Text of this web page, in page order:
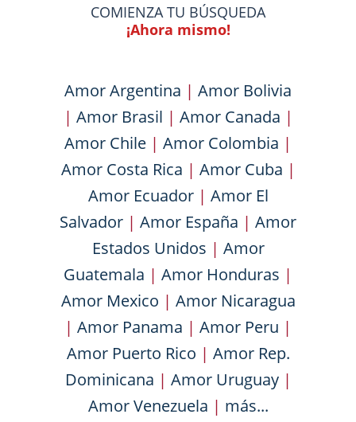
COMIENZA TU BÚSQUEDA
¡Ahora mismo!
Amor Argentina | Amor Bolivia
| Amor Brasil | Amor Canada |
Amor Chile | Amor Colombia |
Amor Costa Rica | Amor Cuba |
Amor Ecuador| Amor El
Salvador | Amor España | Amor
Estados Unidos | Amor
Guatemala | Amor Honduras |
Amor Mexico | Amor Nicaragua
| Amor Panama | Amor Peru |
Amor Puerto Rico | Amor Rep.
Dominicana | Amor Uruguay|
Amor Venezuela | más...